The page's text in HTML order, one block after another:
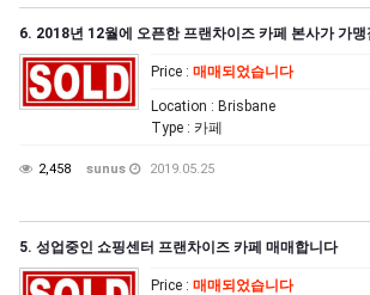
6. 2018년 12월에 오픈한 프랜차이즈 카페 본사가 가
Price : 매매되었습니다
Location : Brisbane
Type : 카페
2,458 sunus 2019.05.25
5. 성업중인 쇼핑센터 프랜차이즈 카페 매매합니다
Price : 매매되었습니다